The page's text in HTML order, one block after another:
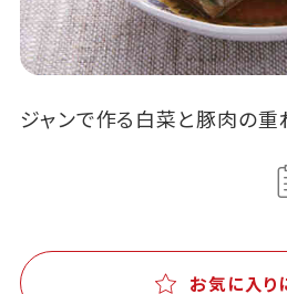
ジャンで作る白菜と豚肉の重
お気に入り